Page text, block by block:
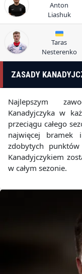
Anton
Liashuk
Taras
Nesterenko
ZASADY
Najlepszym
Kanadyjczyka w
przeciągu całego
najwięcej bramek
zdobytych
Kanadyjczykiem
w całym sezonie.